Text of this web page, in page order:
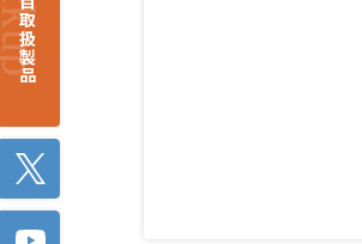
注目取扱製品